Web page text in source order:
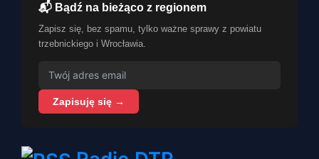
📬 Bądź na bieżąco z regionem
Zapisz się, bez spamu, tylko ważne sprawy z powiatu
trzebnickiego i Wrocławia.
Zapisuję się →